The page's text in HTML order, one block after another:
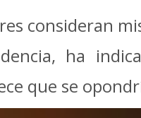
consideran
ha
que se